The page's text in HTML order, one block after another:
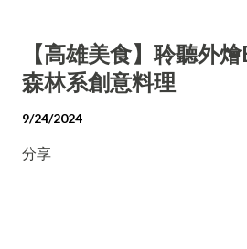
【高雄美食】聆聽外
森林系創意料理
9/24/2024
分享